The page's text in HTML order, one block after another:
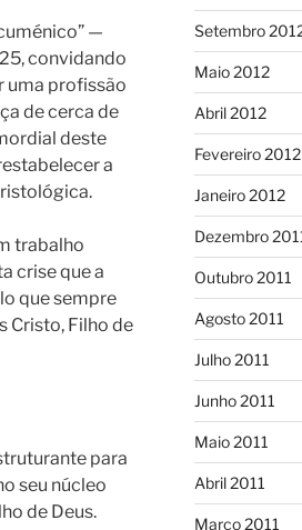
—
convidando
uma profissão
de cerca de
deste
a
trabalho
crise que a
que sempre
Cristo, Filho de
para
seu núcleo
de Deus.
Setembro
Maio 2012
Abril 2012
Fevereiro 2012
Janeiro 2012
Dezembro
Outubro 2011
Agosto 2011
Julho 2011
Junho 2011
Maio 2011
Abril 2011
Março 2011